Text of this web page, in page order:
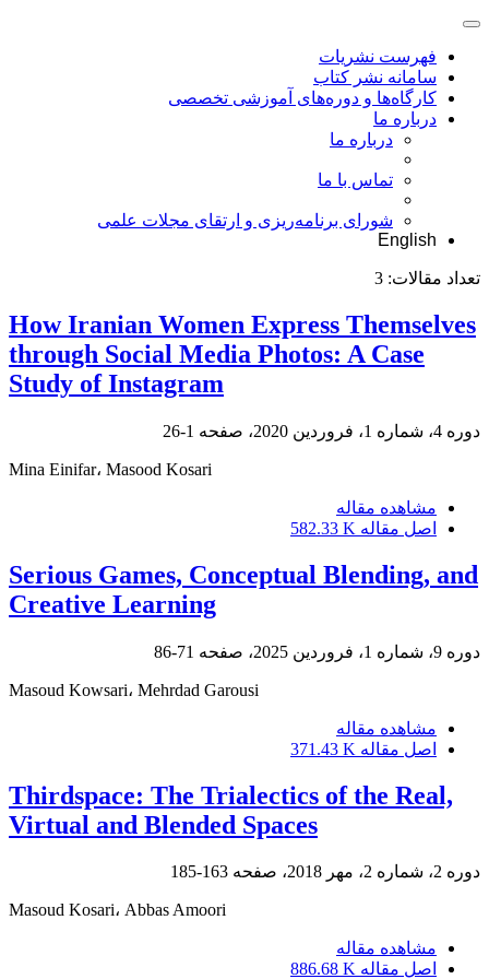
فهرست نشریات
سامانه نشر کتاب
کارگاه‌ها و دوره‌های آموزشی تخصصی
درباره ما
درباره ما
تماس با ما
شورای برنامه‌ریزی و ارتقای مجلات علمی
English
تعداد مقالات: 3
How Iranian Women Express Themselves
through Social Media Photos: A Case
Study of Instagram
دوره 4، شماره 1، فروردین 2020، صفحه 1-26
Mina Einifar، Masood Kosari
مشاهده مقاله
اصل مقاله 582.33 K
Serious Games, Conceptual Blending, and
Creative Learning
دوره 9، شماره 1، فروردین 2025، صفحه 71-86
Masoud Kowsari، Mehrdad Garousi
مشاهده مقاله
اصل مقاله 371.43 K
Thirdspace: The Trialectics of the Real,
Virtual and Blended Spaces
دوره 2، شماره 2، مهر 2018، صفحه 163-185
Masoud Kosari، Abbas Amoori
مشاهده مقاله
اصل مقاله 886.68 K